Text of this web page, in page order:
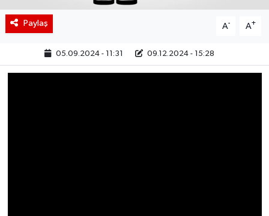
Paylaş A- A+
05.09.2024 - 11:31 09.12.2024 - 15:28
Kiripto Para Piyasası
Hakkımızda